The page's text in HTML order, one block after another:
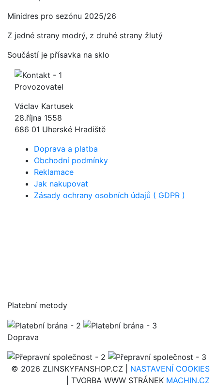
Minidres pro sezónu 2025/26
Z jedné strany modrý, z druhé strany žlutý
Součástí je přísavka na sklo
Provozovatel
Václav Kartusek
28.října 1558
686 01 Uherské Hradiště
Doprava a platba
Obchodní podmínky
Reklamace
Jak nakupovat
Zásady ochrany osobních údajů ( GDPR )
Platební metody
Doprava
© 2026 ZLINSKYFANSHOP.CZ | NASTAVENÍ COOKIES
| TVORBA WWW STRÁNEK MACHIN.CZ